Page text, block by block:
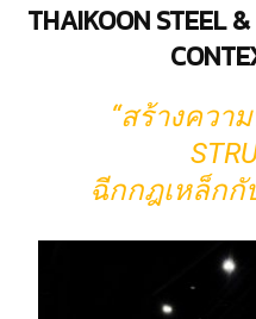
THAIKOON STEEL
“สร้างควา
ฉีกกฎเหล็กกั